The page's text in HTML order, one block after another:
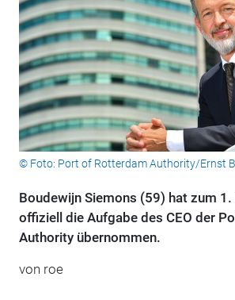
© Foto: Port of Rotterdam Authority/Ernst
Boudewijn Siemons (59) hat zum
offiziell die Aufgabe des CEO der
Authority übernommen.
von roe